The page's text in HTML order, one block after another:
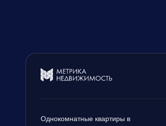
Однокомнатные квартиры в